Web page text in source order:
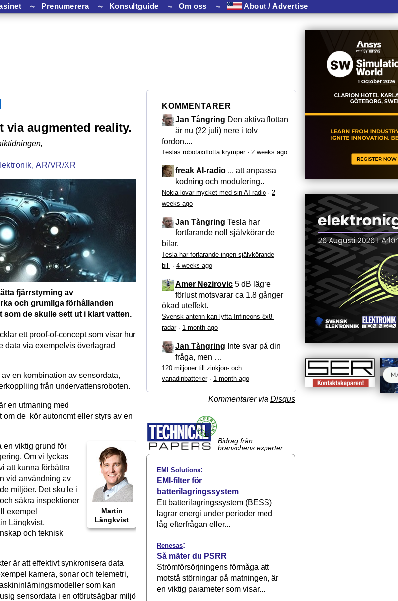
⏦ Prenumerera ⏦ Konsultguide ⏦ Om oss ⏦ About / Advertise
via augmented reality.
,
AR/VR/XR
fjärrstyrning av
och grumliga förhållanden
som de skulle sett ut i klart vatten.
ett proof-of-concept som visar hur
data via exempelvis överlagrad
en kombination av sensordata,
från undervattensroboten.
en utmaning med
om de kör autonomt eller styrs av en
Martin
Längkvist
en viktig grund för
Om vi lyckas
att kunna förbättra
vid användning av
miljöer. Det skulle i
säkra inspektioner
exempel
Längkvist,
och teknisk
är att effektivt synkronisera data
kamera, sonar och telemetri,
som kan
sensordata i en oförutsägbar miljö
KOMMENTARER
Jan Tångring Den aktiva flottan
är nu (22 juli) nere i tolv
fordon....
Teslas robotaxiflotta krymper· 2 weeks ago
freak AI-radio ... att anpassa
kodning och modulering...
Nokia lovar mycket med sin AI-radio · 2
weeks ago
Jan Tångring Tesla har
fortfarande noll självkörande
bilar.
Tesla har forfarande ingen självkörande
bil
· 4 weeks ago
Amer Nezirovic 5 dB lägre
förlust motsvarar ca 1.8 gånger
ökad uteffekt.
Svensk antenn kan lyfta Infineons 8x8-
radar· 1 month ago
Jan Tångring Inte svar på din
fråga, men …
120 miljoner till zinkjon- och
vanadinbatterier· 1 month ago
Kommentarer via Disqus
Bidrag från
branschens experter
EMI Solutions:
EMI-filter för
batterilagringssystem
Ett batterilagringssystem (BESS)
lagrar energi under perioder med
låg efterfrågan eller...
Renesas:
Så mäter du PSRR
Strömförsörjningens förmåga att
motstå störningar på matningen, är
en viktig parameter som visar...